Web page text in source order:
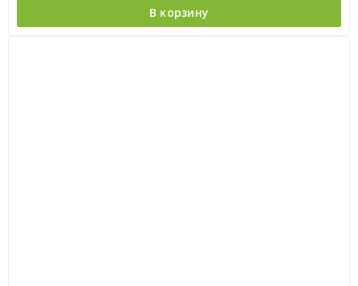
В корзину